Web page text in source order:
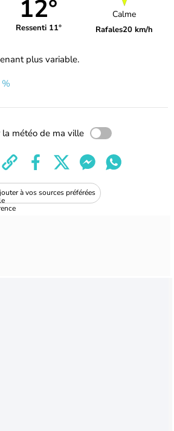
12°
Ressenti 11°
Calme
Rafales20 km/h
plus variable.
la météo de ma ville
à vos sources préférées